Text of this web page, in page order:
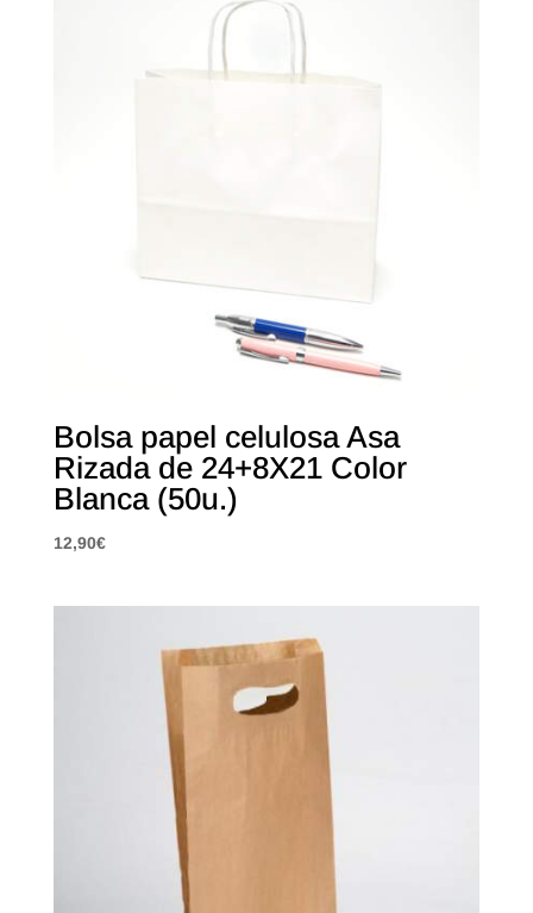
Bolsa papel celulosa Asa
Rizada de 24+8X21 Color
Blanca (50u.)
12,90€